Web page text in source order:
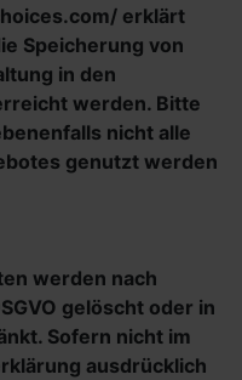
erklärt
Speicherung von
in den
werden. Bitte
nicht alle
genutzt werden
werden nach
gelöscht oder in
Sofern nicht im
ausdrücklich